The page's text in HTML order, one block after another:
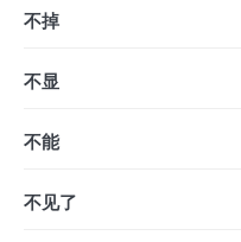
不掉
不显
不能
不见了